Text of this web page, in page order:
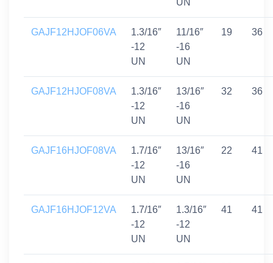
UN
GAJF12HJOF06VA
1.3/16″
-12
UN
11/16″
-16
UN
19 36
GAJF12HJOF08VA
1.3/16″
-12
UN
13/16″
-16
UN
32 36
GAJF16HJOF08VA
1.7/16″
-12
UN
13/16″
-16
UN
22 41
GAJF16HJOF12VA
1.7/16″
-12
UN
1.3/16″
-12
UN
41 41